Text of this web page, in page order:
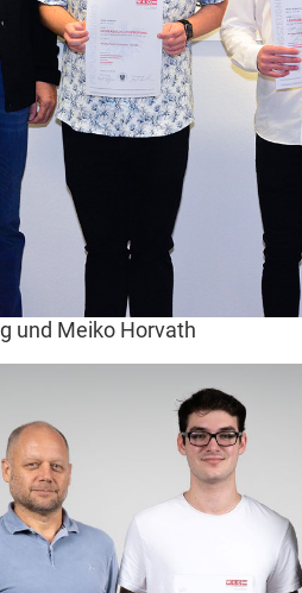
und Meiko Horvath